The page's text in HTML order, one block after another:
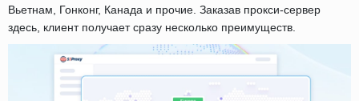
Вьетнам, Гонконг, Канада и прочие. Заказав прокси-сервер
здесь, клиент получает сразу несколько преимуществ.